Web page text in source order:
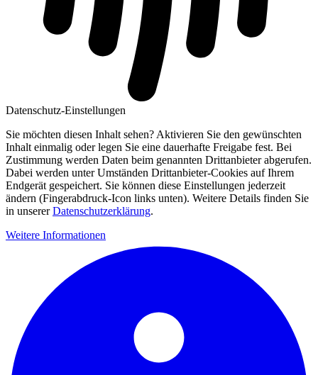
Datenschutz-Einstellungen
Sie möchten diesen Inhalt sehen? Aktivieren Sie den gewünschten
Inhalt einmalig oder legen Sie eine dauerhafte Freigabe fest. Bei
Zustimmung werden Daten beim genannten Drittanbieter abgerufen.
Dabei werden unter Umständen Drittanbieter-Cookies auf Ihrem
Endgerät gespeichert. Sie können diese Einstellungen jederzeit
ändern (Fingerabdruck-Icon links unten). Weitere Details finden Sie
in unsererDatenschutzerklärung.
Weitere Informationen